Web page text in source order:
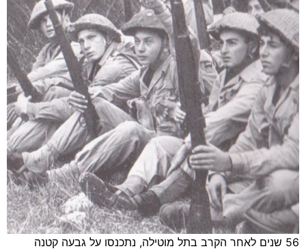
56 שנים לאחר הקרב בתל מוטילה, נתכנסו על גבעה קטנה